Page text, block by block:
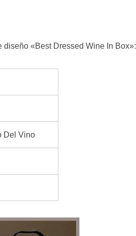
«Best Dressed Wine In Box»:
Del Vino